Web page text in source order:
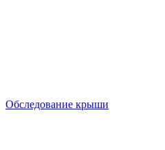
Обследование крыши